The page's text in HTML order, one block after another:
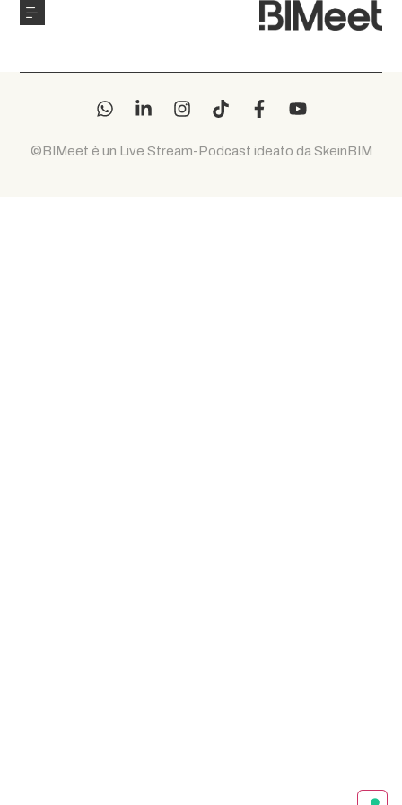
©BIMeet è un Live Stream-Podcast ideato da SkeinBIM